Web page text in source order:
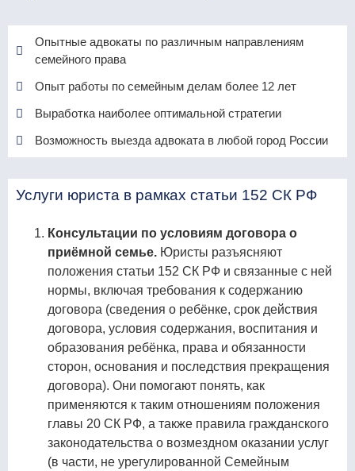
Опытные адвокаты по различным направлениям
семейного права
Опыт работы по семейным делам более 12 лет
Выработка наиболее оптимальной стратегии
Возможность выезда адвоката в любой город России
Услуги юриста в рамках статьи 152 СК РФ
Консультации по условиям договора о
приёмной семье. Юристы разъясняют
положения статьи 152 СК РФ и связанные с ней
нормы, включая требования к содержанию
договора (сведения о ребёнке, срок действия
договора, условия содержания, воспитания и
образования ребёнка, права и обязанности
сторон, основания и последствия прекращения
договора). Они помогают понять, как
применяются к таким отношениям положения
главы 20 СК РФ, а также правила гражданского
законодательства о возмездном оказании услуг
(в части, не урегулированной Семейным